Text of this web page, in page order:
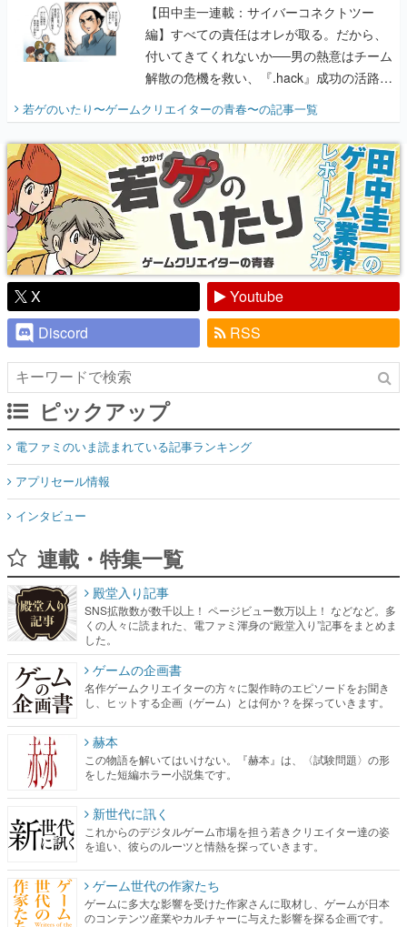
【田中圭一連載：サイバーコネクトツー
編】すべての責任はオレが取る。だから、
付いてきてくれないか──男の熱意はチーム
解散の危機を救い、『.hack』成功の活路を
開く。業界の快男児・松山 洋に流れる血は
『少年ジャンプ』色だった【若ゲのいた
り】
若ゲのいたり〜ゲームクリエイターの青春〜の記事一覧
X
Youtube
Discord
RSS
ピックアップ
電ファミのいま読まれている記事ランキング
アプリセール情報
インタビュー
連載・特集一覧
殿堂入り記事
SNS拡散数が数千以上！ ページビュー数万以上！ などなど。多
くの人々に読まれた、電ファミ渾身の“殿堂入り”記事をまとめま
した。
ゲームの企画書
名作ゲームクリエイターの方々に製作時のエピソードをお聞き
し、ヒットする企画（ゲーム）とは何か？を探っていきます。
赫本
この物語を解いてはいけない。『赫本』は、〈試験問題〉の形
をした短編ホラー小説集です。
新世代に訊く
これからのデジタルゲーム市場を担う若きクリエイター達の姿
を追い、彼らのルーツと情熱を探っていきます。
ゲーム世代の作家たち
ゲームに多大な影響を受けた作家さんに取材し、ゲームが日本
のコンテンツ産業やカルチャーに与えた影響を探る企画です。